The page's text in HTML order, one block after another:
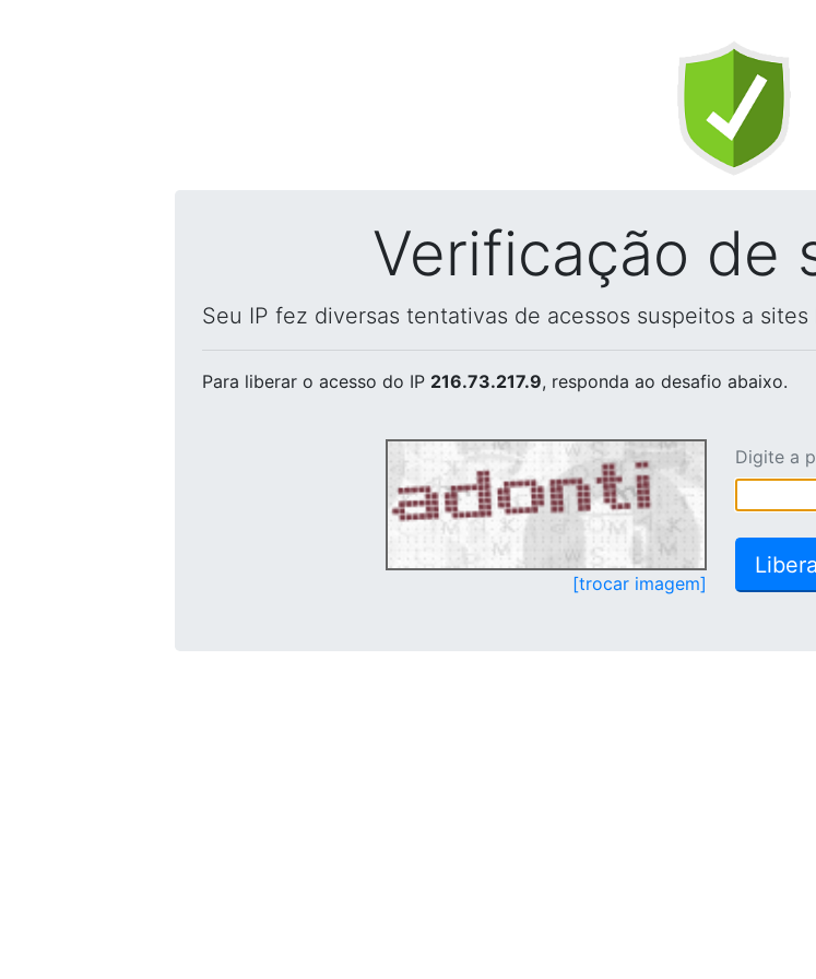
Verificação de
Seu IP fez diversas tentativas de acessos suspeitos a
Para liberar o acesso do IP 216.73.217.9, responda ao desafio abaixo.
[trocar imagem]
Digite a